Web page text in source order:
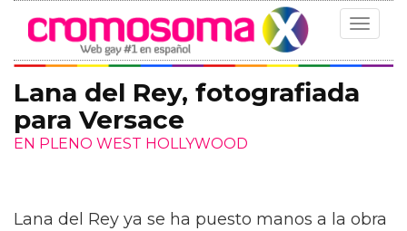
Toggle
Lana del Rey, fotografiada
para Versace
EN PLENO WEST HOLLYWOOD
Lana del Rey ya se ha puesto manos a la obra